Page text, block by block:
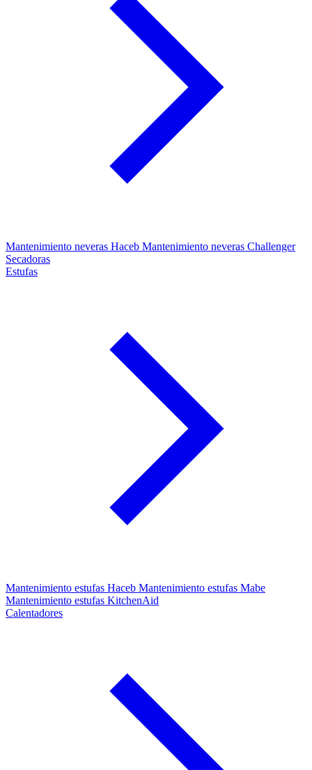
Mantenimiento neveras Haceb Mantenimiento neveras Challenger
Secadoras
Estufas
Mantenimiento estufas Haceb Mantenimiento estufas Mabe
Mantenimiento estufas KitchenAid
Calentadores